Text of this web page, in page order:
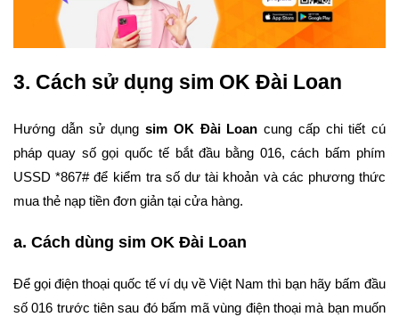
3. Cách sử dụng sim OK Đài Loan
Hướng dẫn sử dụng sim OK Đài Loan cung cấp chi tiết cú
pháp quay số gọi quốc tế bắt đầu bằng 016, cách bấm phím
USSD *867# để kiểm tra số dư tài khoản và các phương thức
mua thẻ nạp tiền đơn giản tại cửa hàng.
a. Cách dùng sim OK Đài Loan
Để gọi điện thoại quốc tế ví dụ về Việt Nam thì bạn hãy bấm đầu
số 016 trước tiên sau đó bấm mã vùng điện thoại mà bạn muốn